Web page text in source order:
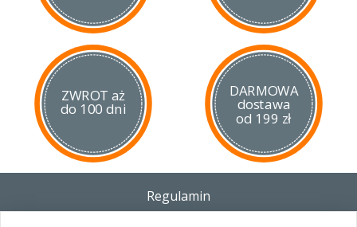
Cechy:
kompaktowa, zwarta konstrukcja
wymienny magazynek w rękojeści
19 strzałowy magazynek
szyna picatinny
bezpiecznik nastawny
gwarancja marki Umarex
ZWROT aż
do 100 dni
DARMOWA
dostawa
od 199 zł
Regulamin